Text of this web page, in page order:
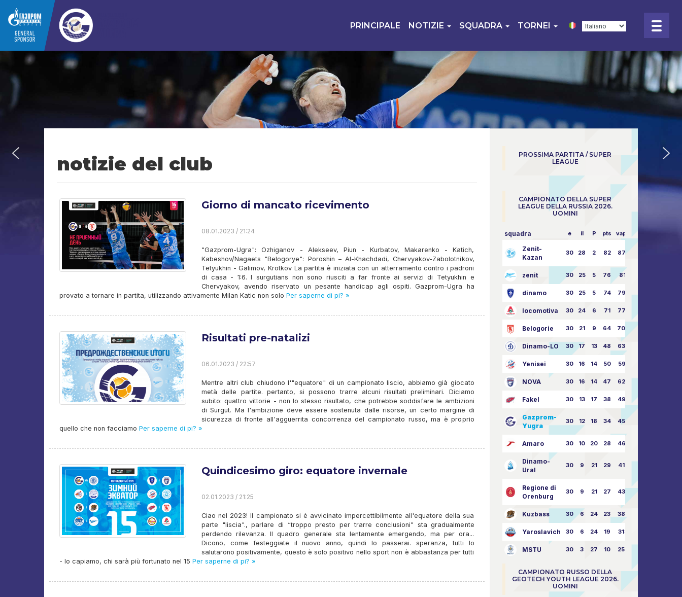
PRINCIPALE NOTIZIE SQUADRA TORNEI
notizie del club
Giorno di mancato ricevimento
08.01.2023 / 21:24
"Gazprom-Ugra": Ozhiganov - Alekseev, Piun - Kurbatov, Makarenko - Katich,
Kabeshov/Nagaets "Belogorye": Poroshin – Al-Khachdadi, Chervyakov-Zabolotnikov,
Tetyukhin - Galimov, Krotkov La partita è iniziata con un atterramento contro i padroni
di casa - 1:6. I surgutians non sono riusciti a far fronte ai servizi di Tetyukhin e
Chervyakov, avendo riservato un pesante handicap agli ospiti. Gazprom-Ugra ha
provato a tornare in partita, utilizzando attivamente Milan Katic non solo Per saperne di pi? »
Risultati pre-natalizi
06.01.2023 / 22:57
Mentre altri club chiudono l'"equatore" di un campionato liscio, abbiamo già giocato
metà delle partite. pertanto, si possono trarre alcuni risultati preliminari. Diciamo
subito: quattro vittorie - non lo stesso risultato, che potrebbe soddisfare le ambizioni
di Surgut. Ma l'ambizione deve essere sostenuta dalle risorse, un certo margine di
sicurezza di fronte all'agguerrita concorrenza del campionato russo, ma è proprio
quello che non facciamo Per saperne di pi? »
Quindicesimo giro: equatore invernale
02.01.2023 / 21:25
Ciao nel 2023! Il campionato si è avvicinato impercettibilmente all'equatore della sua
parte "liscia"., parlare di “troppo presto per trarre conclusioni” sta gradualmente
perdendo rilevanza. Il quadro generale sta lentamente emergendo, ma per ora...
Dicono, come festeggiate il nuovo anno, quindi lo passerai. speranza, tutti lo
salutarono positivamente, questo è solo positivo nello sport non è abbastanza per tutti
- lo capiamo, chi sarà più fortunato nel 15 Per saperne di pi? »
PROSSIMA PARTITA / SUPER
LEAGUE
CAMPIONATO DELLA SUPER
LEAGUE DELLA RUSSIA 2026.
UOMINI
squadra e il P pts vapore
Zenit-
Kazan
30 28 2 82 87:24
zenit 30 25 5 76 81:21
dinamo 30 25 5 74 79:26
locomotiva 30 24 6 71 77:33
Belogorie 30 21 9 64 70:40
Dinamo-LO 30 17 13 48 63:57
Yenisei 30 16 14 50 59:53
NOVA 30 16 14 47 62:58
Fakel 30 13 17 38 49:62
Gazprom-
Yugra
30 12 18 34 45:63
Amaro 30 10 20 28 46:73
Dinamo-
Ural
30 9 21 29 41:70
Regione di
Orenburg
30 9 21 27 43:73
Kuzbass 30 6 24 23 38:76
Yaroslavich 30 6 24 19 31:80
MSTU 30 3 27 10 25:87
CAMPIONATO RUSSO DELLA
GEOTECH YOUTH LEAGUE 2026.
UOMINI